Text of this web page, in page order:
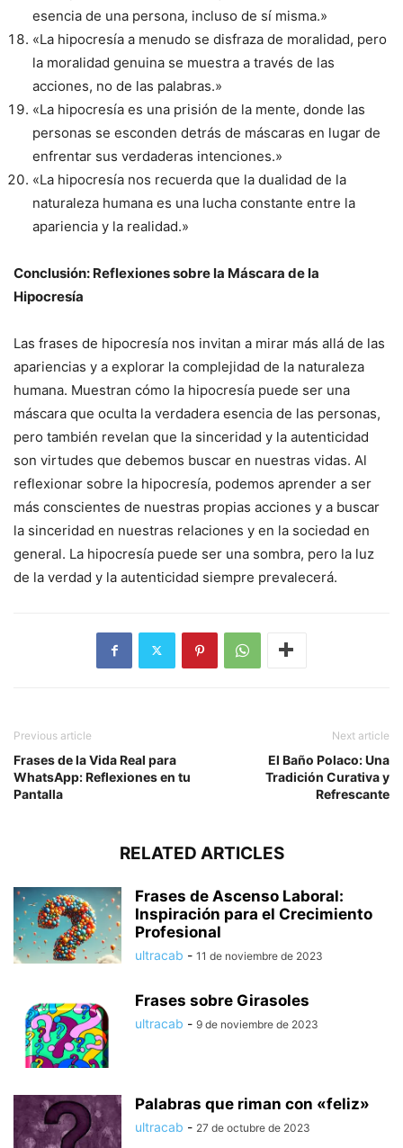
esencia de una persona, incluso de sí misma.»
«La hipocresía a menudo se disfraza de moralidad, pero
la moralidad genuina se muestra a través de las
acciones, no de las palabras.»
«La hipocresía es una prisión de la mente, donde las
personas se esconden detrás de máscaras en lugar de
enfrentar sus verdaderas intenciones.»
«La hipocresía nos recuerda que la dualidad de la
naturaleza humana es una lucha constante entre la
apariencia y la realidad.»
Conclusión: Reflexiones sobre la Máscara de la
Hipocresía
Las frases de hipocresía nos invitan a mirar más allá de las
apariencias y a explorar la complejidad de la naturaleza
humana. Muestran cómo la hipocresía puede ser una
máscara que oculta la verdadera esencia de las personas,
pero también revelan que la sinceridad y la autenticidad
son virtudes que debemos buscar en nuestras vidas. Al
reflexionar sobre la hipocresía, podemos aprender a ser
más conscientes de nuestras propias acciones y a buscar
la sinceridad en nuestras relaciones y en la sociedad en
general. La hipocresía puede ser una sombra, pero la luz
de la verdad y la autenticidad siempre prevalecerá.
Previous article
Frases de la Vida Real para
WhatsApp: Reflexiones en tu
Pantalla
Next article
El Baño Polaco: Una
Tradición Curativa y
Refrescante
RELATED ARTICLES
Frases de Ascenso Laboral:
Inspiración para el Crecimiento
Profesional
ultracab - 11 de noviembre de 2023
Frases sobre Girasoles
ultracab - 9 de noviembre de 2023
Palabras que riman con «feliz»
ultracab - 27 de octubre de 2023